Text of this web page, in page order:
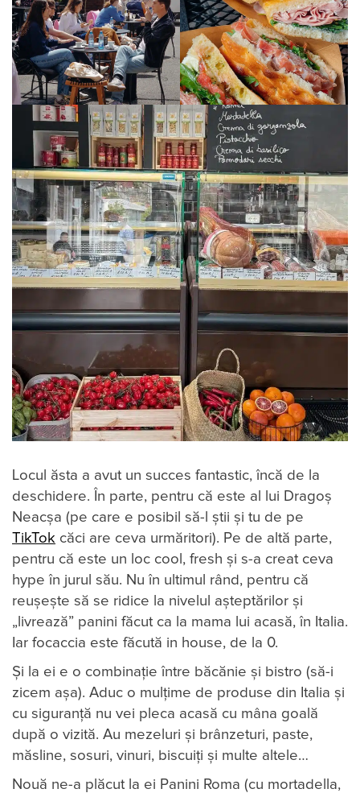
Locul ăsta a avut un succes fantastic, încă de la
deschidere. În parte, pentru că este al lui Dragoș
Neacșa (pe care e posibil să-l știi și tu de pe
TikTok căci are ceva urmăritori). Pe de altă parte,
pentru că este un loc cool, fresh și s-a creat ceva
hype în jurul său. Nu în ultimul rând, pentru că
reușește să se ridice la nivelul așteptărilor și
„livrează” panini făcut ca la mama lui acasă, în Italia.
Iar focaccia este făcută in house, de la 0.
Și la ei e o combinație între băcănie și bistro (să-i
zicem așa). Aduc o mulțime de produse din Italia și
cu siguranță nu vei pleca acasă cu mâna goală
după o vizită. Au mezeluri și brânzeturi, paste,
măsline, sosuri, vinuri, biscuiți și multe altele…
Nouă ne-a plăcut la ei Panini Roma (cu mortadella,